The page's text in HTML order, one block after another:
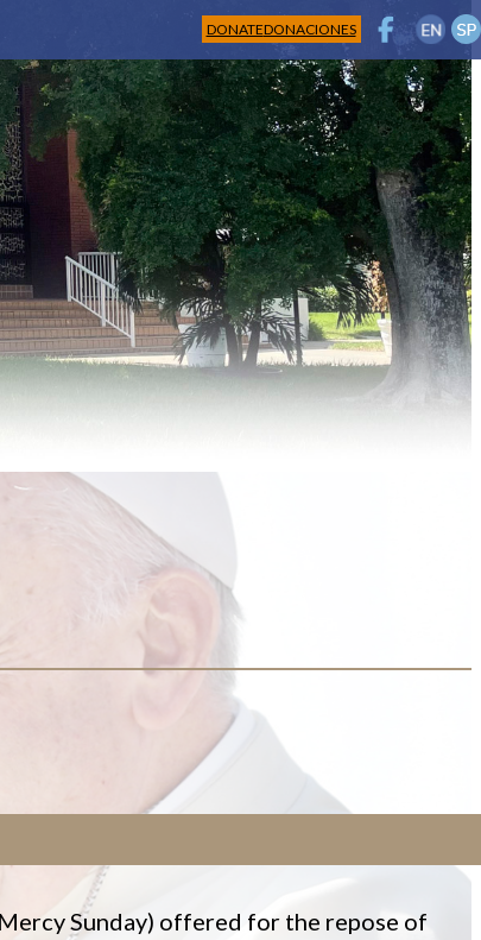
DONATEDONACIONES
Sunday) offered for the repose of